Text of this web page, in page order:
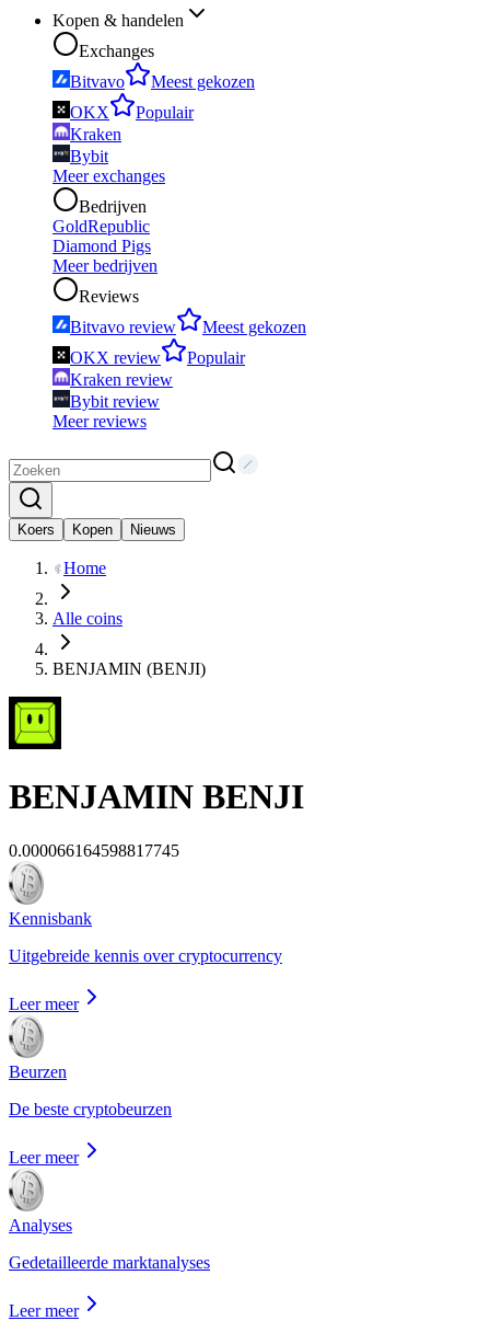
Kopen & handelen
Exchanges
Bitvavo
Meest gekozen
OKX
Populair
Kraken
Bybit
Meer exchanges
Bedrijven
GoldRepublic
Diamond Pigs
Meer bedrijven
Reviews
Bitvavo review
Meest gekozen
OKX review
Populair
Kraken review
Bybit review
Meer reviews
Koers Kopen Nieuws
Home
Alle coins
BENJAMIN (BENJI)
BENJAMIN BENJI
0.000066164598817745
Kennisbank
Uitgebreide kennis over cryptocurrency
Leer meer
Beurzen
De beste cryptobeurzen
Leer meer
Analyses
Gedetailleerde marktanalyses
Leer meer